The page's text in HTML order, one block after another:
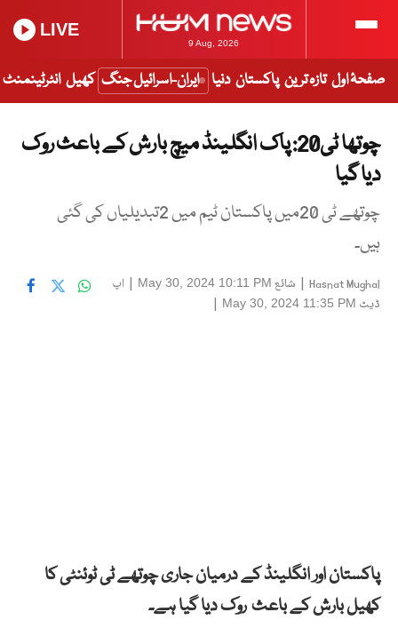
9 Aug, 2026
LIVE
صفحۂ اول تازہ ترین پاکستان دنیا ایران-اسرائیل جنگ کھیل انٹرٹینمنٹ
چوتھا ٹی20: پاک انگلینڈ میچ بارش کے باعث روک
دیا گیا
چوتھے ٹی 20میں پاکستان ٹیم میں 2تبدیلیاں کی گئی
ہیں۔
Hasnat Mughal
| شائع May 30, 2024 10:11 PM
| اپ
ڈیٹ May 30, 2024 11:35 PM
|
پاکستان اور انگلینڈ کے درمیان جاری چوتھے ٹی ٹوئنٹی کا
کھیل بارش کے باعث روک دیا گیا ہے۔